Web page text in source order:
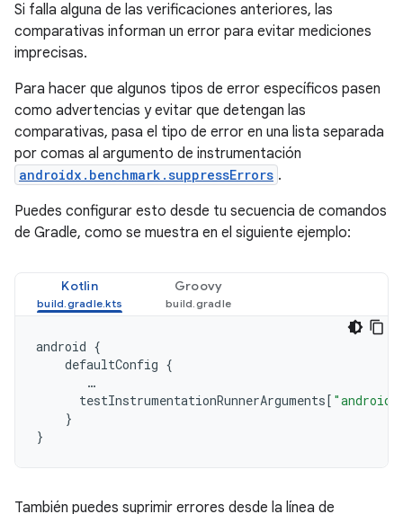
Si falla alguna de las verificaciones anteriores, las
comparativas informan un error para evitar mediciones
imprecisas.
Para hacer que algunos tipos de error específicos pasen
como advertencias y evitar que detengan las
comparativas, pasa el tipo de error en una lista separada
por comas al argumento de instrumentación
androidx.benchmark.suppressErrors .
Puedes configurar esto desde tu secuencia de comandos
de Gradle, como se muestra en el siguiente ejemplo:
Kotlin Groovy
android {
defaultConfig {
…
testInstrumentationRunnerArguments [
}
}
También puedes suprimir errores desde la línea de